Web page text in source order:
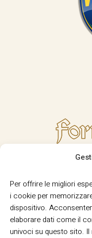
Per offrire le migliori
i cookie per
dispositivo.
elaborare dati come il
univoci su questo sito.